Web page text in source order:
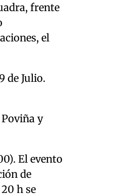
frente
el
de Julio.
y
El evento
de
h se